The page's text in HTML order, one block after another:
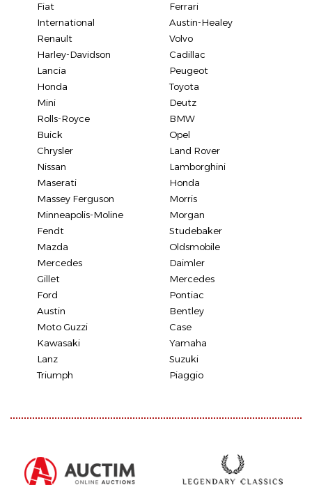
Fiat
Ferrari
International
Austin-Healey
Renault
Volvo
Harley-Davidson
Cadillac
Lancia
Peugeot
Honda
Toyota
Mini
Deutz
Rolls-Royce
BMW
Buick
Opel
Chrysler
Land Rover
Nissan
Lamborghini
Maserati
Honda
Massey Ferguson
Morris
Minneapolis-Moline
Morgan
Fendt
Studebaker
Mazda
Oldsmobile
Mercedes
Daimler
Gillet
Mercedes
Ford
Pontiac
Austin
Bentley
Moto Guzzi
Case
Kawasaki
Yamaha
Lanz
Suzuki
Triumph
Piaggio